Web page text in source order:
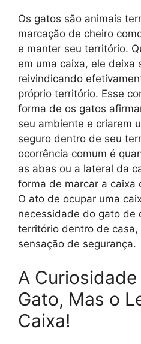
Os gatos são animais
marcação de cheiro
e manter seu território.
em uma caixa, ele deixa
reivindicando
próprio território. Esse
forma de os gatos
seu ambiente e criarem
seguro dentro de seu
ocorrência comum é
as abas ou a lateral da
forma de marcar a caixa
O ato de ocupar uma
necessidade do gato de
território dentro de
sensação de segurança.
A
Gato, Mas o
Caixa!